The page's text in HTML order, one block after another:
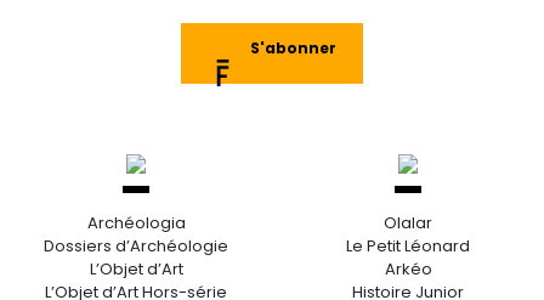
S'abonner
Archéologia
Dossiers d’Archéologie
L’Objet d’Art
L’Objet d’Art Hors-série
Olalar
Le Petit Léonard
Arkéo
Histoire Junior